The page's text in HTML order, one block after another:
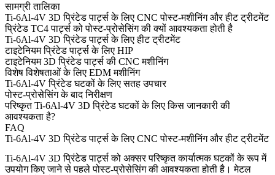
सामग्री तालिका
Ti-6Al-4V 3D प्रिंटेड पार्ट्स के लिए CNC पोस्ट-मशीनिंग और हीट ट्रीटमेंट
प्रिंटेड TC4 पार्ट्स को पोस्ट-प्रोसेसिंग की क्यों आवश्यकता होती है
Ti-6Al-4V 3D प्रिंटेड पार्ट्स के लिए हीट ट्रीटमेंट
टाइटेनियम प्रिंटेड पार्ट्स के लिए HIP
टाइटेनियम 3D प्रिंटेड पार्ट्स की CNC मशीनिंग
विशेष विशेषताओं के लिए EDM मशीनिंग
Ti-6Al-4V प्रिंटेड घटकों के लिए सतह उपचार
पोस्ट-प्रोसेसिंग के बाद निरीक्षण
परिष्कृत Ti-6Al-4V 3D प्रिंटेड घटकों के लिए किस जानकारी की
आवश्यकता है?
FAQ
Ti-6Al-4V 3D प्रिंटेड पार्ट्स के लिए CNC पोस्ट-मशीनिंग और हीट ट्रीटमेंट
Ti-6Al-4V 3D प्रिंटेड पार्ट्स को अक्सर परिष्कृत कार्यात्मक घटकों के रूप में
उपयोग किए जाने से पहले पोस्ट-प्रोसेसिंग की आवश्यकता होती है। मेटल